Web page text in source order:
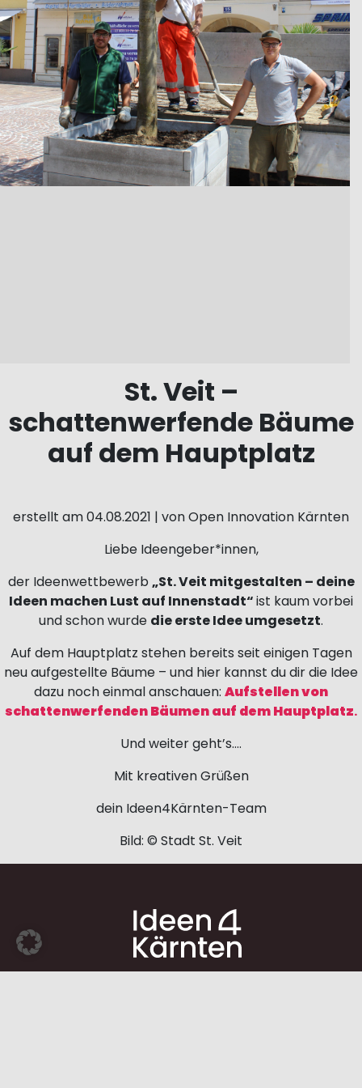
St. Veit –
schattenwerfende Bäume
auf dem Hauptplatz
erstellt am 04.08.2021 | von Open Innovation Kärnten
Liebe Ideengeber*innen,
der Ideenwettbewerb „St. Veit mitgestalten – deine
Ideen machen Lust auf Innenstadt“ist kaum vorbei
und schon wurde die erste Idee umgesetzt.
Auf dem Hauptplatz stehen bereits seit einigen Tagen
neu aufgestellte Bäume – und hier kannst du dir die Idee
dazu noch einmal anschauen: Aufstellen von
schattenwerfenden Bäumen auf dem Hauptplatz.
Und weiter geht’s….
Mit kreativen Grüßen
dein Ideen4Kärnten-Team
Bild: © Stadt St. Veit